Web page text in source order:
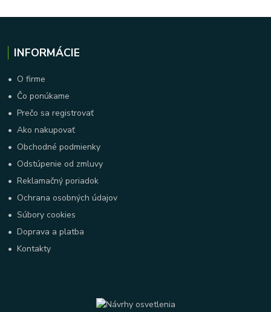
INFORMÁCIE
• O firme
• Čo ponúkame
•Prečo sa registrovať
•Ako nakupovať
• Obchodné podmienky
• Odstúpenie od zmluvy
•Reklamačný poriadok
• Ochrana osobných údajov
•Súbory cookies
•Doprava a platba
•Kontakty